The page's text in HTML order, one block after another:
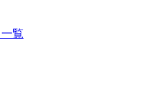
覧